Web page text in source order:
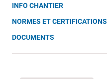
INFO CHANTIER
NORMES ET CERTIFICATIONS
DOCUMENTS